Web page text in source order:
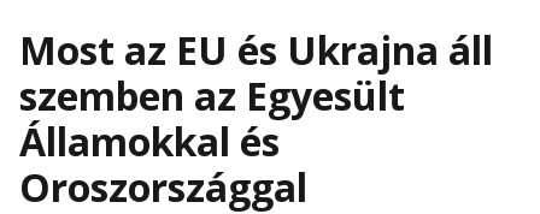
Most az EU és Ukrajna áll
szemben az Egyesült
Államokkal és
Oroszországgal